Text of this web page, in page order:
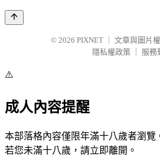
© 2026 PIXNET
文章與圖片
隱私權政策
服務
⚠️
成人內容提醒
本部落格內容僅限年滿十八歲者瀏覽
若您未滿十八歲，請立即離開。